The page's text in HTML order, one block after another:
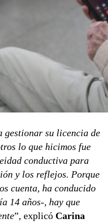
su licencia de
lo que hicimos fue
conductiva para
y los reflejos. Porque
cuenta, ha conducido
14 años-, hay que
”, explicó Carina